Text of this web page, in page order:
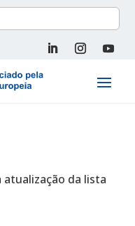
atualização da lista